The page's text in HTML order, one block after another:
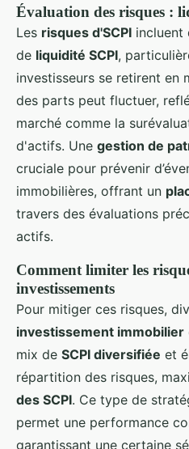
Évaluation des risques :
Les risques d'SCPI incluent
de liquidité SCPI,
investisseurs se retirent en
des parts peut fluctuer,
marché comme la
d'actifs. Une gestion de
cruciale pour prévenir
immobilières, offrant un
travers des évaluations
actifs.
Comment limiter les
investissements
Pour mitiger ces risques,
investissement immobilier
mix de SCPI diversifiée et
répartition des risques,
des SCPI. Ce type de
permet une performance
garantissant une certaine